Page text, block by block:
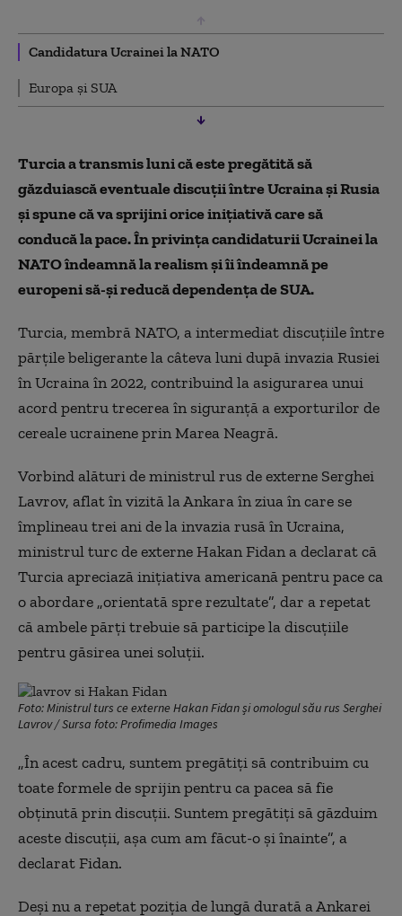
Candidatura Ucrainei la NATO
Europa și SUA
Turcia a transmis luni că este pregătită să
găzduiască eventuale discuţii între Ucraina şi Rusia
şi spune că va sprijini orice iniţiativă care să
conducă la pace. În privinţa candidaturii Ucrainei la
NATO îndeamnă la realism şi îi îndeamnă pe
europeni să-şi reducă dependenţa de SUA.
Turcia, membră NATO, a intermediat discuţiile între
părţile beligerante la câteva luni după invazia Rusiei
în Ucraina în 2022, contribuind la asigurarea unui
acord pentru trecerea în siguranţă a exporturilor de
cereale ucrainene prin Marea Neagră.
Vorbind alături de ministrul rus de externe Serghei
Lavrov, aflat în vizită la Ankara în ziua în care se
împlineau trei ani de la invazia rusă în Ucraina,
ministrul turc de externe Hakan Fidan a declarat că
Turcia apreciază iniţiativa americană pentru pace ca
o abordare „orientată spre rezultate”, dar a repetat
că ambele părţi trebuie să participe la discuţiile
pentru găsirea unei soluţii.
Foto: Ministrul turs ce externe Hakan Fidan și omologul său rus Serghei
Lavrov / Sursa foto: Profimedia Images
„În acest cadru, suntem pregătiţi să contribuim cu
toate formele de sprijin pentru ca pacea să fie
obţinută prin discuţii. Suntem pregătiţi să găzduim
aceste discuţii, aşa cum am făcut-o şi înainte”, a
declarat Fidan.
Deşi nu a repetat poziţia de lungă durată a Ankarei